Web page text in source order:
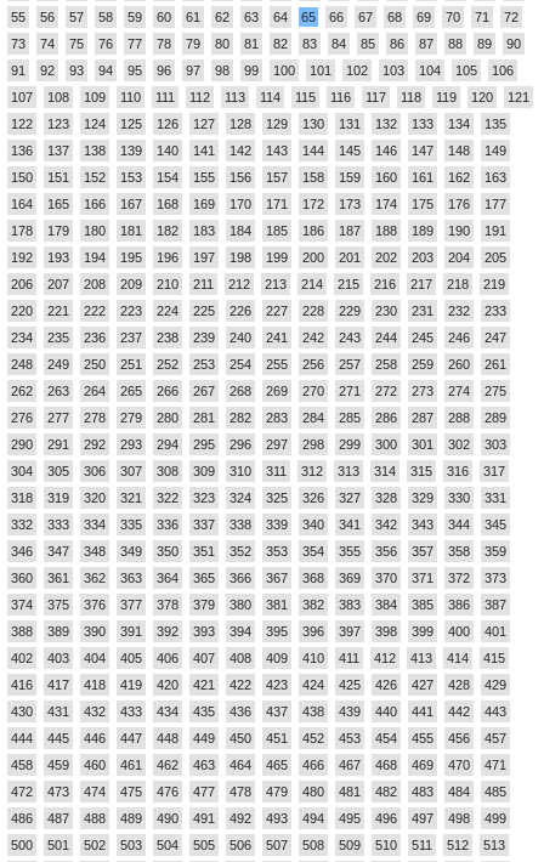
55
56 57 58 59 60 61 62 63 64 65 66 67 68 69 70 71
72
73
74 75 76 77 78 79 80 81 82 83 84 85 86 87 88 89
90
91
92 93 94 95 96 97 98 99 100 101 102 103 104 105
106
107
108 109 110 111 112 113 114 115 116 117 118 119 120
121
122
123 124 125 126 127 128 129 130 131 132 133 134
135
136
137 138 139 140 141 142 143 144 145 146 147 148
149
150
151 152 153 154 155 156 157 158 159 160 161 162
163
164
165 166 167 168 169 170 171 172 173 174 175 176
177
178
179 180 181 182 183 184 185 186 187 188 189 190
191
192
193 194 195 196 197 198 199 200 201 202 203 204
205
206
207 208 209 210 211 212 213 214 215 216 217 218
219
220
221 222 223 224 225 226 227 228 229 230 231 232
233
234
235 236 237 238 239 240 241 242 243 244 245 246
247
248
249 250 251 252 253 254 255 256 257 258 259 260
261
262
263 264 265 266 267 268 269 270 271 272 273 274
275
276
277 278 279 280 281 282 283 284 285 286 287 288
289
290
291 292 293 294 295 296 297 298 299 300 301 302
303
304
305 306 307 308 309 310 311 312 313 314 315 316
317
318
319 320 321 322 323 324 325 326 327 328 329 330
331
332
333 334 335 336 337 338 339 340 341 342 343 344
345
346
347 348 349 350 351 352 353 354 355 356 357 358
359
360
361 362 363 364 365 366 367 368 369 370 371 372
373
374
375 376 377 378 379 380 381 382 383 384 385 386
387
388
389 390 391 392 393 394 395 396 397 398 399 400
401
402
403 404 405 406 407 408 409 410 411 412 413 414
415
416
417 418 419 420 421 422 423 424 425 426 427 428
429
430
431 432 433 434 435 436 437 438 439 440 441 442
443
444
445 446 447 448 449 450 451 452 453 454 455 456
457
458
459 460 461 462 463 464 465 466 467 468 469 470
471
472
473 474 475 476 477 478 479 480 481 482 483 484
485
486
487 488 489 490 491 492 493 494 495 496 497 498
499
500
501 502 503 504 505 506 507 508 509 510 511 512
513